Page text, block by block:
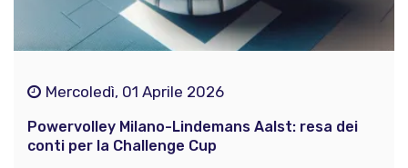
Mercoledì, 01 Aprile 2026
Powervolley Milano-Lindemans Aalst: resa dei
conti per la Challenge Cup